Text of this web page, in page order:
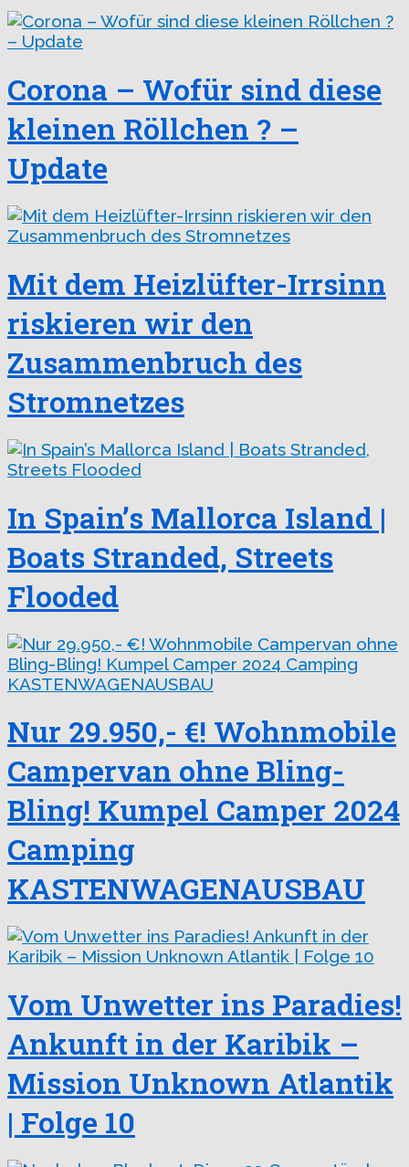
Corona – Wofür sind diese
kleinen Röllchen ? –
Update
Mit dem Heizlüfter-Irrsinn
riskieren wir den
Zusammenbruch des
Stromnetzes
In Spain’s Mallorca Island |
Boats Stranded, Streets
Flooded
Nur 29.950,- €! Wohnmobile
Campervan ohne Bling-
Bling! Kumpel Camper 2024
Camping
KASTENWAGENAUSBAU
Vom Unwetter ins Paradies!
Ankunft in der Karibik –
Mission Unknown Atlantik
| Folge 10